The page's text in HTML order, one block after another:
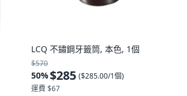
LCQ 不鏽鋼牙籤筒, 本色, 1個
$570
50%$285 ($285.00/1個)
運費 $67